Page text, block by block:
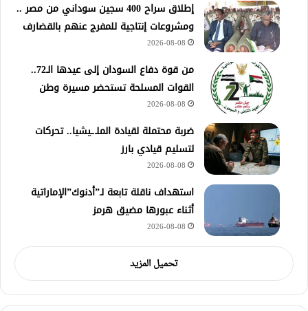
إطلاق سراح 400 سجين سوداني من مصر ..
ومشروعات إنتاجية للمفرج عنهم بالقضارف
2026-08-08
من قوة دفاع السودان إلى عيدها الـ72..
القوات المسلحة تستحضر مسيرة وطن
2026-08-08
ضربة محتملة لقيادة الملـ.ـيشيا.. تحركات
لتسليم قيادي بارز
2026-08-08
استهداف ناقلة تابعة لـ”أدنوك”الإماراتية
أثناء عبورها مضيق هرمز
2026-08-08
تحميل المزيد